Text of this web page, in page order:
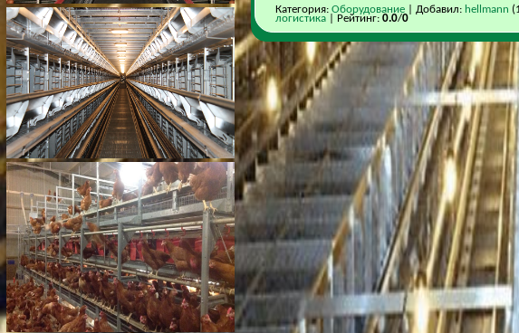
Категория: Оборудование| Добавил: hellmann
логистика| Рейтинг: 0.0/0